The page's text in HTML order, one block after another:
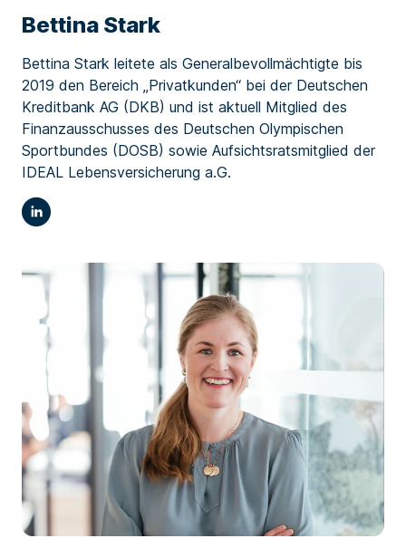
Bettina Stark
Bettina Stark leitete als Generalbevollmächtigte bis
2019 den Bereich „Privatkunden“ bei der Deutschen
Kreditbank AG (DKB) und ist aktuell Mitglied des
Finanzausschusses des Deutschen Olympischen
Sportbundes (DOSB) sowie Aufsichtsratsmitglied der
IDEAL Lebensversicherung a.G.